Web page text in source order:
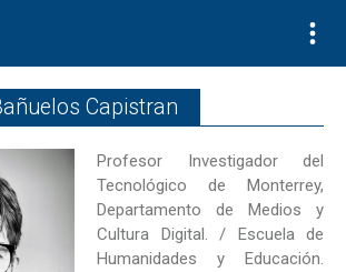
Capistran
Profesor Investigador del
Tecnológico de Monterrey,
Departamento de Medios y
Cultura Digital. / Escuela de
Humanidades y Educación.